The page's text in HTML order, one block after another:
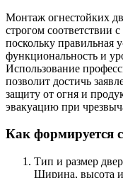
Монтаж огнестойких
строгом соответствии
поскольку правильная
функциональность и
Использование
позволит достичь
защиту от огня и
эвакуацию при
Как формируется
Тип и размер
Ширина, высота